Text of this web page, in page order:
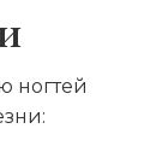
ногтей